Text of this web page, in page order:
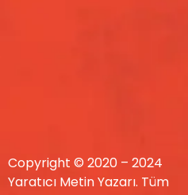
Copyright © 2020 – 2024
Yaratıcı Metin Yazarı. Tüm